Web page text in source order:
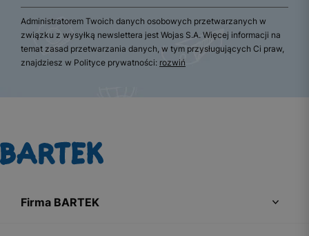
Administratorem Twoich danych osobowych przetwarzanych w
związku z wysyłką newslettera jest Wojas S.A. Więcej informacji na
temat zasad przetwarzania danych, w tym przysługujących Ci praw,
znajdziesz w Polityce prywatności: rozwiń
Firma BARTEK